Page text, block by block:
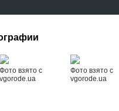
Фото взято с
vgorode.ua
Фото взято с
vgorode.ua